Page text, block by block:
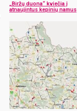
„Biržų duona“ kviečia į
atnaujintus kepinių namus